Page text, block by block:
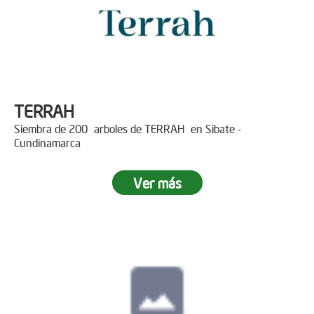
TERRAH
Siembra de 200 arboles de TERRAH en Sibate -
Cundinamarca
Ver más